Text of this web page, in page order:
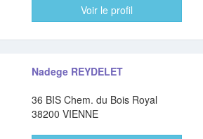
Voir le profil
Nadege REYDELET
36 BIS Chem. du Bois Royal
38200 VIENNE